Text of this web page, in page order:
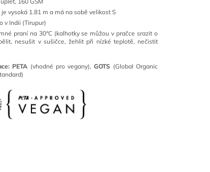
je vysoká 1.81 m a má na sobě velikost S
v Indii (Tirupur)
praní na 30°C (kalhotky se můžou v pračce srazit o
nesušit v sušičce, žehlit při nízké teplotě, nečistit
PETA (vhodné pro vegany),GOTS (Global Organic